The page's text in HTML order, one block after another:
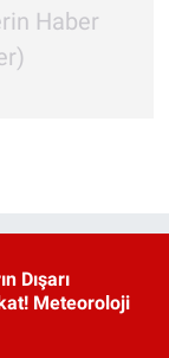
Haber
Dışarı
Meteoroloji